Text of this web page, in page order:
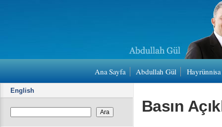
Ana Sayfa Abdullah Gül
English
Basın